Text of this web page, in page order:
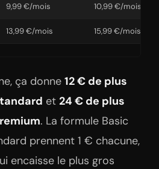
9,99 €/mois 10,99 €/mois
13,99 €/mois 15,99 €/mois
ça donne 12 € de plus
et 24 € de plus
. La formule Basic
prennent 1 € chacune,
encaisse le plus gros